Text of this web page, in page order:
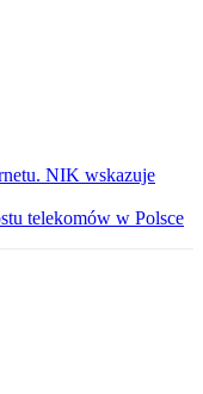
NIK wskazuje
telekomów w Polsce